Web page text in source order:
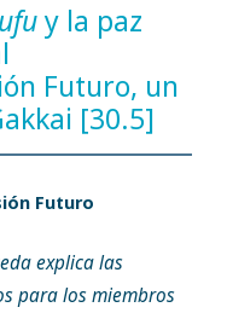
y la paz
Futuro, un
[30.5]
Futuro
explica las
para los miembros